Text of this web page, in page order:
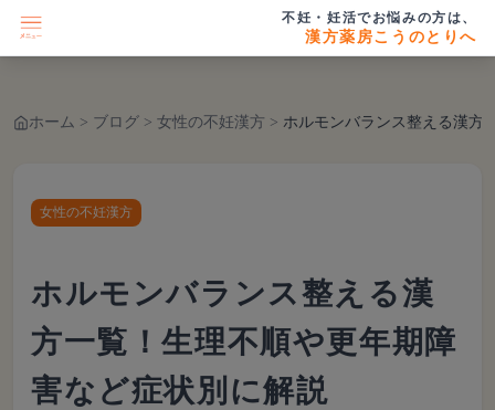
不妊・妊活でお悩みの方は、
漢方薬房こうのとりへ
ホーム > ブログ > 女性の不妊漢方 >
女性の不妊漢方
ホルモンバランス整える漢
方一覧！生理不順や更年期障
害など症状別に解説